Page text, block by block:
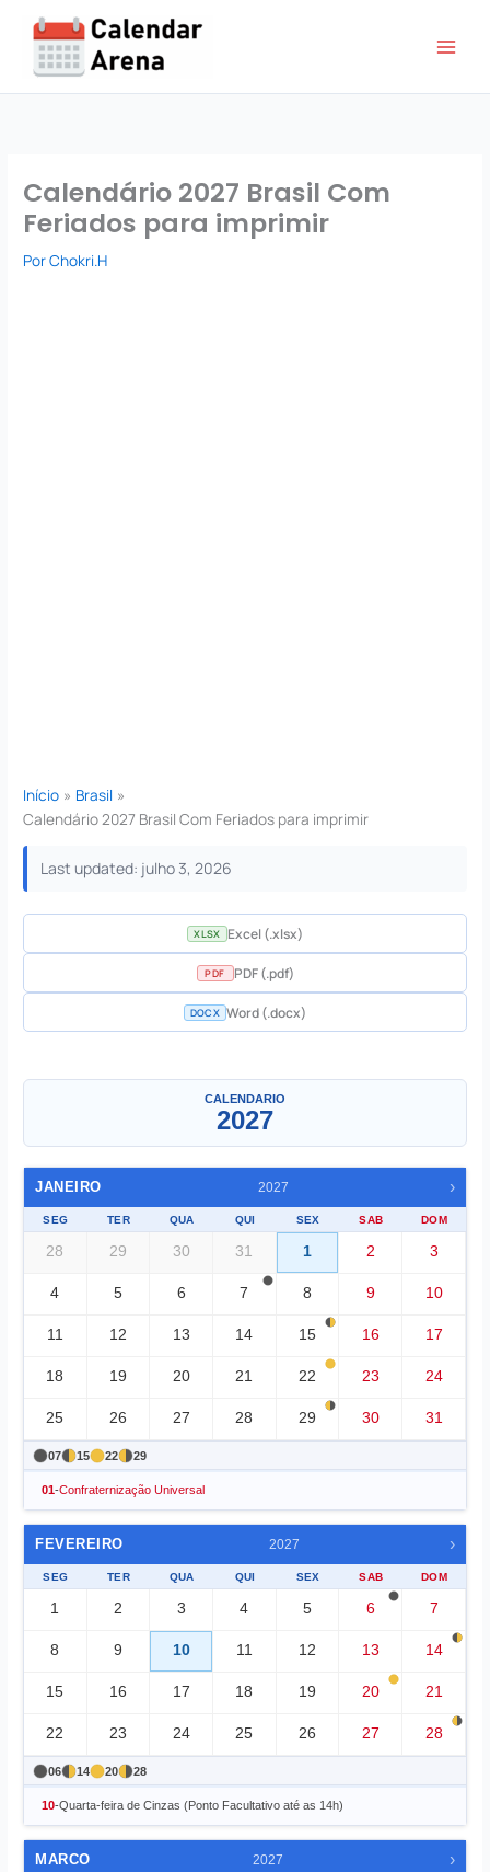
conteúdo
Calendário 2027 Brasil Com
Feriados para imprimir
PorChokri.H
Início
Brasil
Calendário 2027 Brasil Com Feriados para imprimir
Last updated: julho 3, 2026
XLSX Excel (.xlsx)
PDF PDF (.pdf)
DOCX Word (.docx)
CALENDARIO
2027
JANEIRO 2027 ›
SEG TER QUA QUI SEX SAB DOM
28 29 30 31 1 2 3
4 5 6 7 8 9 10
11 12 13 14 15 16 17
18 19 20 21 22 23 24
25 26 27 28 29 30 31
07 15 22 29
01-Confraternização Universal
FEVEREIRO 2027 ›
SEG TER QUA QUI SEX SAB DOM
1 2 3 4 5 6 7
8 9 10 11 12 13 14
15 16 17 18 19 20 21
22 23 24 25 26 27 28
06 14 20 28
10-Quarta-feira de Cinzas (Ponto Facultativo até as 14h)
MARCO 2027 ›